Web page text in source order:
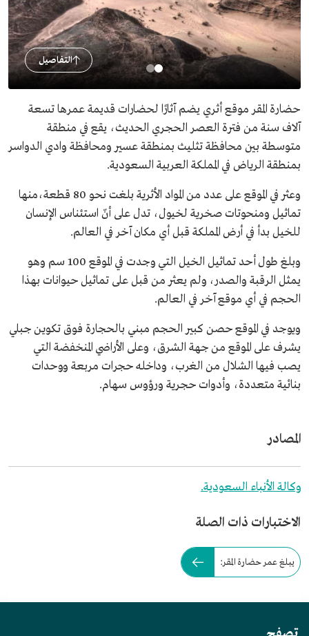
التفاصيل
حضارة المقر موقع أثري يضم آثارًا لحضارات قديمة عمرها تسعة
آلاف سنة من فترة العصر الحجري الحديث، يقع في منطقة
متوسطة بين محافظة تثليث بمنطقة عسير ومحافظة وادي الدواسر
بمنطقة الرياض في المملكة العربية السعودية.
وعثر في الموقع على عدد من المواد الأثرية بلغت نحو 80 قطعة،منها
تماثيل ومنحوتات صخرية لخيول، تدل على أنّ استئناس الإنسان
للخيل بدأ في أرض المملكة قبل أي مكان آخر في العالم.
وبلغ طول أحد تماثيل الخيل التي وجدت في الموقع 100 سم وهو
يمثل الرقبة والصدر، ولم يعثر من قبل على تماثيل حيوانات بهذا
الحجم في أي موقع آخر في العالم.
ويوجد في الموقع حصن كبير الحجم مبني بالحجارة فوق تكوين جبلي
يشرف على الموقع من جهة الشرق، وعلى الأراضي المنخفضة التي
يصب فيها الشلال من الغرب، وداخله حجرات مربعة ووحدات
بنائية متعددة، وأدوات حجرية ورؤوس سهام.
المصادر
وكالة الأنباء السعودية.
الاختبارات ذات الصلة
يبلغ عمر حضارة المقر: